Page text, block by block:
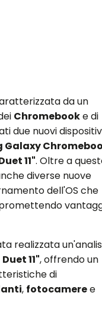
da un
Chromebooke di
due nuovi
Galaxy
11". Oltre a
diverse nuove
dell'OS che
realizzata
Duet 11", offrendo un
di
, fotocameree